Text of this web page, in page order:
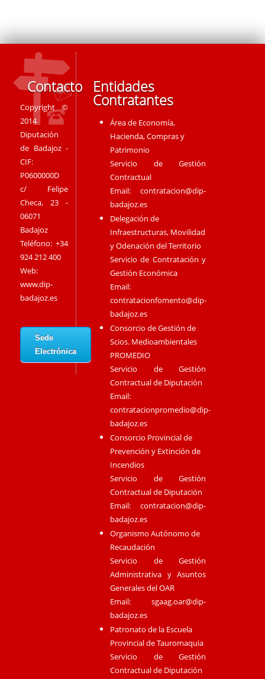
Contacto
Copyright ©
2014
Diputación
de Badajoz -
CIF:
P0600000D
c/ Felipe
Checa, 23 -
06071
Badajoz
Teléfono: +34
924 212 400
Web:
www.dip-
badajoz.es
Sede
Electrónica
Entidades
Contratantes
Área de Economía,
Hacienda, Compras y
Patrimonio
Servicio de Gestión
Contractual
Email:contratacion@dip-
badajoz.es
Delegación de
Infraestructuras, Movilidad
y Odenación del Territorio
Servicio de Contratación y
Gestión Económica
Email:
contratacionfomento@dip-
badajoz.es
Consorcio de Gestión de
Scios. Medioambientales
PROMEDIO
Servicio de Gestión
Contractual de Diputación
Email:
contratacionpromedio@dip-
badajoz.es
Consorcio Provincial de
Prevención y Extinción de
Incendios
Servicio de Gestión
Contractual de Diputación
Email:contratacion@dip-
badajoz.es
Organismo Autónomo de
Recaudación
Servicio de Gestión
Administrativa y Asuntos
Generales del OAR
Email:sgaag.oar@dip-
badajoz.es
Patronato de la Escuela
Provincial de Tauromaquia
Servicio de Gestión
Contractual de Diputación